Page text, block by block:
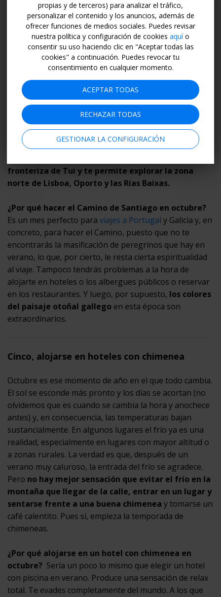
Cuatro, el Camino Portugués
Mucha gente habla delCamino de Santiagocomo si
solo existiera uno. Qué va, hay tantas rutas xacobeas
que es complicado decidirse por una. La más popular —
más de la mitad de los peregrinos la escogen cada año
— es el Camino Francés. Es la gran clásica. Pero luego
hay una red de más de 10.000 kilómetros con una
enorme variedad de posibilidades. Hay caminos para
todos los gustos. El Camino Portugués, por ejemplo, es
el segundo más utilizado de todos los caminos.Se
fronteriza de Tui y te permite explorar la zona
norte de Lisboa, Oporto y las Rías Baixas.
¿Por qué hacer el Camino de Santiago en octubre?
Es un mes perfecto para viajes a Portugal y Galicia y, en
concreto, para hacer el Camino, puesto que no te
encontrarás la masificación de peregrinos que hay en
verano, lo que, por cierto, le resta cierta espiritualidad
al viaje. Tampoco tendrás problemas a la hora de
alojarte en hoteles o los albergues públicos o reservar
en los restaurantes. Y luego, por supuesto, los colores
del paisaje otoñal gallego en esta época son
extraordinarios.
Cinco, alojarse en hoteles con chimenea
Octubre es ese momento de año en el que todo cambia.
El sol se esconde más pronto y los días se acortan (no
olvidemos que es cuando se cambia la hora y anochece
antes) y, en consecuencia, las temperaturas bajan
sustancialmente. En algunos lugares el frío ya es una
realidad, especialmente en lugares con mayor altitud o
a zonas rurales. La verdad es que, después de un
verano muy caluroso, la entrada del frío se agradece.
Pero no hay mejor sensación que evitar el frío en la
montaña que llegar de la calle, entrar en un lugar y
sentarse frente a una buena chimenea y tomarse un
café calentito. Pues sí, empieza la temporada de
chimeneas.
¿Por qué alojarse en un hotel con chimenea en
octubre? Sería un poco lo mismo que elegir un hotel
con piscina en verano. Produce una sensación de relax
total. Te evades completamente del mundo. A los que
propias y de terceros) para analizar el tráfico,
personalizar el contenido y los anuncios, además de
ofrecer funciones de medios sociales. Puedes revisar
nuestra política y configuración de cookies aquío
consentir su uso haciendo clic en "Aceptar todas las
cookies" a continuación. Puedes revocar tu
consentimiento en cualquier momento.
ACEPTAR TODAS
RECHAZAR TODAS
GESTIONAR LA CONFIGURACIÓN